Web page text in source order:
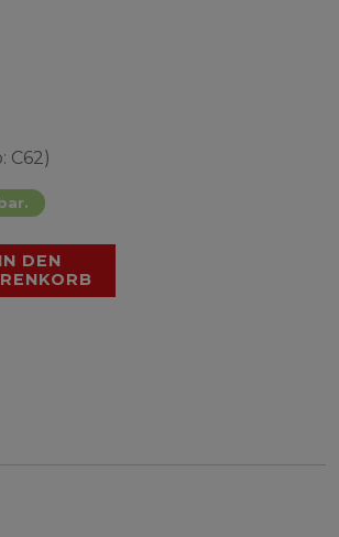
C62)
IN DEN